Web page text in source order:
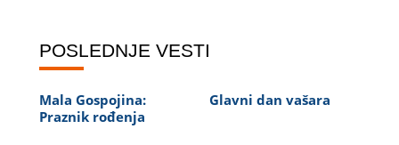
POSLEDNJE VESTI
Mala Gospojina:
Praznik rođenja
Glavni dan vašara